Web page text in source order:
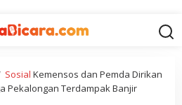
Sosial Kemensos dan Pemda Dirikan
Pekalongan Terdampak Banjir